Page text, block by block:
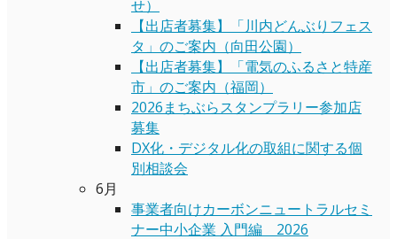
せ）
【出店者募集】「川内どんぶりフェス
タ」のご案内（向田公園）
【出店者募集】「電気のふるさと特産
市」のご案内（福岡）
2026まちぶらスタンプラリー参加店
募集
DX化・デジタル化の取組に関する個
別相談会
6月
事業者向けカーボンニュートラルセミ
ナー中小企業 入門編 2026